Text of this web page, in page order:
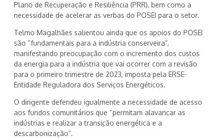
Plano de Recuperação e Resiliência (PRR), bem como a
necessidade de acelerar as verbas do POSEI para o setor.
Telmo Magalhães salientou ainda que os apoios do POSEI
são “fundamentais para a indústria conserveira”,
manifestando preocupação com o incremento dos custos
da energia para a indústria que vai ocorrer com a revisão
para o primeiro trimestre de 2023, imposta pela ERSE-
Entidade Reguladora dos Serviços Energéticos.
O dirigente defendeu igualmente a necessidade de acesso
aos fundos comunitários que “permitam alavancar as
indústrias e realizar a transição energética e a
descarbonização”.